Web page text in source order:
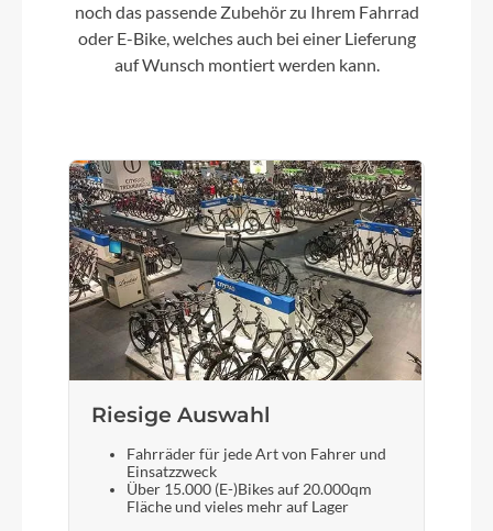
Lenker
Farbe
bluemetallic-matt
Motor
Bosch Active Line Plus 25/50Nm
Kette
KMC Z1eHX
Rücklicht
Busch & Müller Toplight 2C, LED
noch das passende Zubehör zu Ihrem Fahrrad
oder E-Bike, welches auch bei einer Lieferung
auf Wunsch montiert werden kann.
Riesige Auswahl
Fahrräder für jede Art von Fahrer und
Einsatzzweck
Über 15.000 (E-)Bikes auf 20.000qm
Fläche und vieles mehr auf Lager